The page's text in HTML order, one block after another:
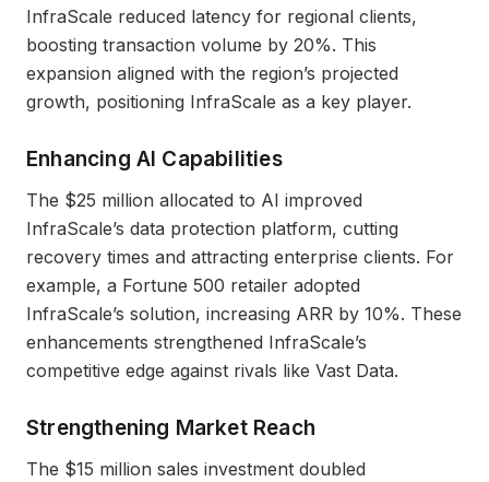
InfraScale reduced latency for regional clients,
boosting transaction volume by 20%. This
expansion aligned with the region’s projected
growth, positioning InfraScale as a key player.
Enhancing AI Capabilities
The $25 million allocated to AI improved
InfraScale’s data protection platform, cutting
recovery times and attracting enterprise clients. For
example, a Fortune 500 retailer adopted
InfraScale’s solution, increasing ARR by 10%. These
enhancements strengthened InfraScale’s
competitive edge against rivals like Vast Data.
Strengthening Market Reach
The $15 million sales investment doubled